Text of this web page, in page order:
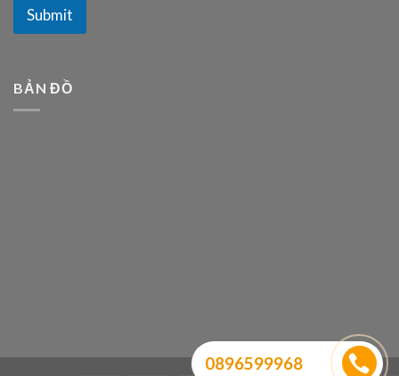
Submit
BẢN ĐỒ
0896599968